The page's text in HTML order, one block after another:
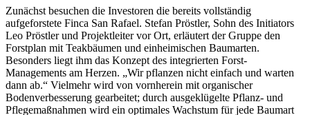
Zunächst besuchen die Investoren die bereits vollständig
aufgeforstete Finca San Rafael. Stefan Pröstler, Sohn des Initiators
Leo Pröstler und Projektleiter vor Ort, erläutert der Gruppe den
Forstplan mit Teakbäumen und einheimischen Baumarten.
Besonders liegt ihm das Konzept des integrierten Forst-
Managements am Herzen. „Wir pflanzen nicht einfach und warten
dann ab.“ Vielmehr wird von vornherein mit organischer
Bodenverbesserung gearbeitet; durch ausgeklügelte Pflanz- und
Pflegemaßnahmen wird ein optimales Wachstum für jede Baumart